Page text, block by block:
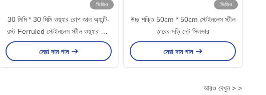
ভিডিও
30 মিমি * 30 মিমি ওয়্যার রোপ জাল অ্যান্টি-
রস্ট Ferruled স্টেইনলেস স্টীল ওয়্যার রোপ
নেট
সেরা দাম পান
ভিডিও
উচ্চ শক্তি 50cm * 50cm স্টেইনলেস স্টীল
তারের দড়ি নেট সিলভার
সেরা দাম পান
আরও দেখুন > >